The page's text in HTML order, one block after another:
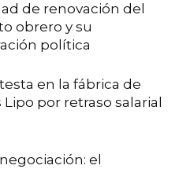
de renovación del
obrero y su
política
en la fábrica de
por retraso salarial
el